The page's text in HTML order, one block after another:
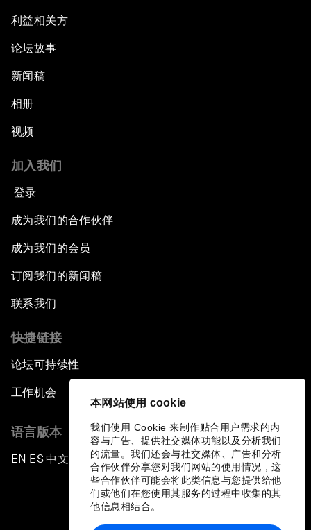
本网站使用 cookie
我们使用 Cookie 来制作贴合用户需求的内
容与广告、提供社交媒体功能以及分析我们
的流量。我们还会与社交媒体、广告和分析
合作伙伴分享您对我们网站的使用情况，这
些合作伙伴可能会将此类信息与您提供给他
们或他们在您使用其服务的过程中收集的其
他信息相结合。
利益相关方
论坛故事
新闻稿
相册
视频
加入我们
登录
成为我们的合作伙伴
成为我们的会员
订阅我们的新闻稿
联系我们
快捷链接
论坛可持续性
工作机会
语言版本
EN ▪ES▪中文▪ 日本語